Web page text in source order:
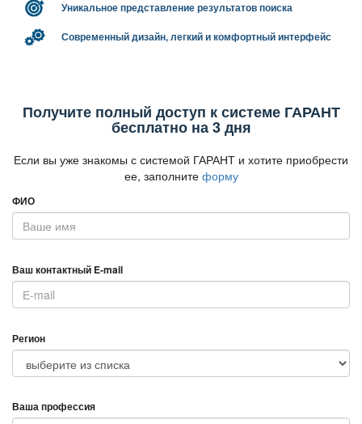
Уникальное представление результатов поиска
Современный дизайн, легкий и комфортный интерфейс
Получите полный доступ к системе ГАРАНТ
есплатно на 3 дня
Если вы уже знакомы с системой ГАРАНТ и хотите приобрести
ее, заполните форму
ФИО
аш контактный E-mail
Регион
аша профессия